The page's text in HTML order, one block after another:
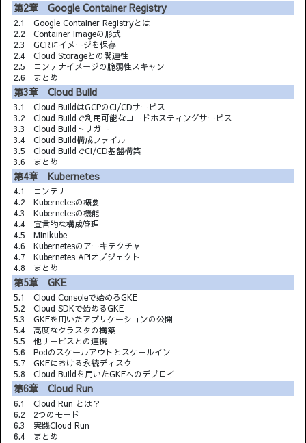
第2章 Google Container Registry
2.1 Google Container Registryとは
2.2 Container Imageの形式
2.3 GCRにイメージを保存
2.4 Cloud Storageとの関連性
2.5 コンテナイメージの脆弱性スキャン
2.6 まとめ
第3章 Cloud Build
3.1 Cloud BuildはGCPのCI/CDサービス
3.2 Cloud Buildで利用可能なコードホスティングサービス
3.3 Cloud Buildトリガー
3.4 Cloud Build構成ファイル
3.5 Cloud BuildでCI/CD基盤構築
3.6 まとめ
第4章 Kubernetes
4.1 コンテナ
4.2 Kubernetesの概要
4.3 Kubernetesの機能
4.4 宣言的な構成管理
4.5 Minikube
4.6 Kubernetesのアーキテクチャ
4.7 Kubernetes APIオブジェクト
4.8 まとめ
第5章 GKE
5.1 Cloud Consoleで始めるGKE
5.2 Cloud SDKで始めるGKE
5.3 GKEを用いたアプリケーションの公開
5.4 高度なクラスタの構築
5.5 他サービスとの連携
5.6 Podのスケールアウトとスケールイン
5.7 GKEにおける永続ディスク
5.8 Cloud Buildを用いたGKEへのデプロイ
第6章 Cloud Run
6.1 Cloud Run とは？
6.2 2つのモード
6.3 実践Cloud Run
6.4 まとめ